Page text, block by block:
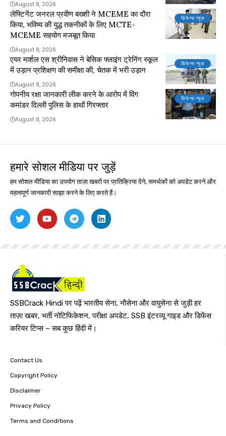
August 8, 2026
डिफेन्स न्यूज़
लेफ्टिनेंट जनरल प्रवीण बख्शी ने MCEME का दौरा
किया, भविष्य की युद्ध तकनीकों के लिए MCTE-
MCEME सहयोग मजबूत किया
August 8, 2026
डिफेन्स न्यूज़
एयर मार्शल एस श्रीनिवास ने बेसिक फ्लाइंग ट्रेनिंग स्कूल
में उड़ान प्रशिक्षण की समीक्षा की, चेतक में भरी उड़ान
August 8, 2026
डिफेन्स न्यूज़
गोपनीय रक्षा जानकारी लीक करने के आरोप में विंग
कमांडर दिल्ली पुलिस के हाथों गिरफ्तार
August 8, 2026
हमारे सोशल मीडिया पर जुड़ें
हम सोशल मीडिया का उपयोग ताज़ा खबरों पर प्रतिक्रिया देने, समर्थकों को अपडेट करने और
महत्वपूर्ण जानकारी साझा करने के लिए करते हैं।
SSBCrack Hindi पर पढ़ें भारतीय सेना, नौसेना और वायुसेना से जुड़ी हर
ताज़ा खबर, भर्ती नोटिफिकेशन, परीक्षा अपडेट, SSB इंटरव्यू गाइड और डिफेंस
करियर टिप्स – सब कुछ हिंदी में।
Contact Us
Copyright Policy
Disclaimer
Privacy Policy
Terms and Conditions